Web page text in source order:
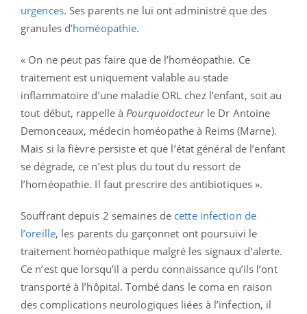
urgences. Ses parents ne lui ont administré que des
granules d’homéopathie.
« On ne peut pas faire que de l’homéopathie. Ce
traitement est uniquement valable au stade
inflammatoire d’une maladie ORL chez l’enfant, soit au
tout début, rappelle à Pourquoidocteurle Dr Antoine
Demonceaux, médecin homéopathe à Reims (Marne).
Mais si la fièvre persiste et que l’état général de l’enfant
se dégrade, ce n’est plus du tout du ressort de
l’homéopathie. Il faut prescrire des antibiotiques ».
Souffrant depuis 2 semaines de cette infection de
l’oreille, les parents du garçonnet ont poursuivi le
traitement homéopathique malgré les signaux d’alerte.
Ce n’est que lorsqu’il a perdu connaissance qu’ils l’ont
transporté à l’hôpital. Tombé dans le coma en raison
des complications neurologiques liées à l’infection, il